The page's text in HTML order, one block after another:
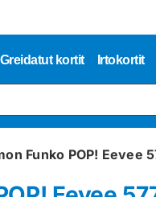
Greidatut kortit Irtokortit
Funko POP! Eevee